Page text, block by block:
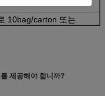
10bag/carton 또는.
제공해야 합니까?